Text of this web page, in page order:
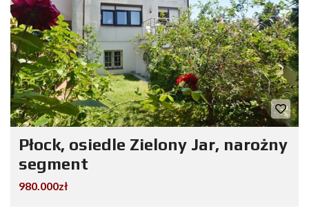
Płock, osiedle Zielony Jar, narożny
segment
980.000zł